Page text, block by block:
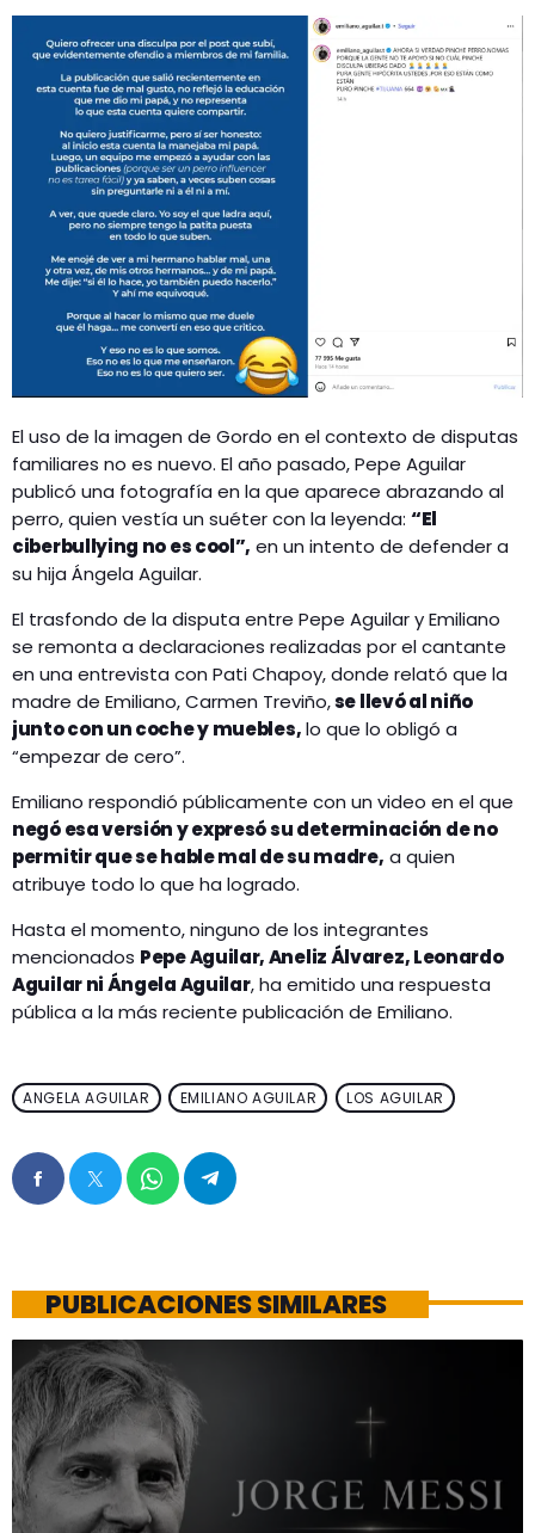
El uso de la imagen de Gordo en el contexto de disputas
familiares no es nuevo. El año pasado, Pepe Aguilar
publicó una fotografía en la que aparece abrazando al
perro, quien vestía un suéter con la leyenda: “El
ciberbullying no es cool”, en un intento de defender a
su hija Ángela Aguilar.
El trasfondo de la disputa entre Pepe Aguilar y Emiliano
se remonta a declaraciones realizadas por el cantante
en una entrevista con Pati Chapoy, donde relató que la
madre de Emiliano, Carmen Treviño,se llevó al niño
junto con un coche y muebles,lo que lo obligó a
“empezar de cero”.
Emiliano respondió públicamente con un video en el que
negó esa versión y expresó su determinación de no
permitir que se hable mal de su madre, a quien
atribuye todo lo que ha logrado.
Hasta el momento, ninguno de los integrantes
mencionados Pepe Aguilar, Aneliz Álvarez, Leonardo
Aguilar ni Ángela Aguilar, ha emitido una respuesta
pública a la más reciente publicación de Emiliano.
ANGELA AGUILAR EMILIANO AGUILAR LOS AGUILAR
PUBLICACIONES SIMILARES